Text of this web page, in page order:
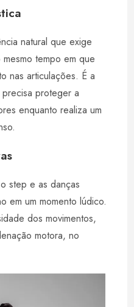
natural que exige
tempo em que
nas articulações. É a
proteger a
enquanto realiza um
step e as danças
em um momento lúdico.
dos movimentos,
motora, no